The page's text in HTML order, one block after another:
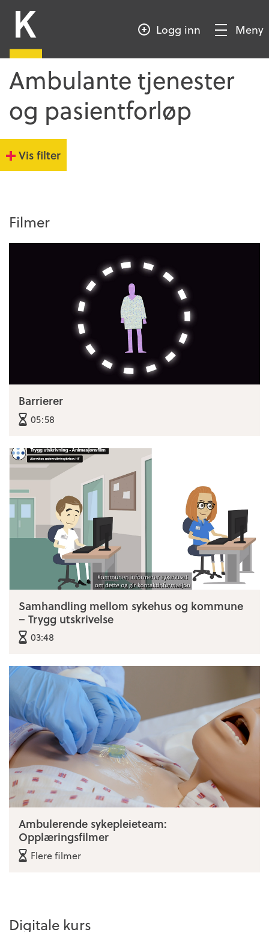
HOVEDINNHOLD
KompetansebroenLogg inn
Vis/SkjulMeny
Ambulante tjenester
og pasientforløp
Vis filter
Filmer
Barrierer
05:58
Samhandling mellom sykehus og kommune
– Trygg utskrivelse
03:48
Ambulerende sykepleieteam:
Opplæringsfilmer
Flere filmer
Digitale kurs